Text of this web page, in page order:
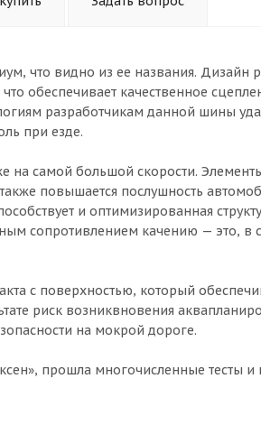
что видно из ее названия. Дизайн
обеспечивает качественное
разработчикам данной шины
при езде.
на самой большой скорости.
повышается послушность
и оптимизированная
сопротивлением качению — это, в
с поверхностью, который
риск возниквновения
на мокрой дороге.
прошла многочисленные тесты и